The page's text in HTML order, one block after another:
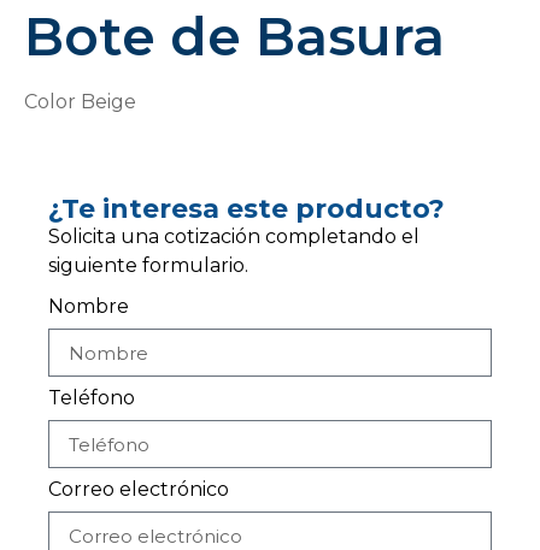
Bote de Basura
Color Beige
¿Te interesa este producto?
Solicita una cotización completando el
siguiente formulario.
Nombre
Teléfono
Correo electrónico